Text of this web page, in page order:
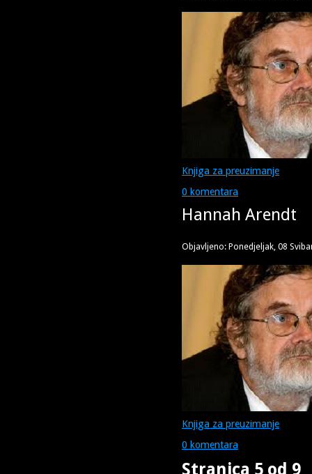
Knjiga za preuzimanje
0 komentara
Hannah Arendt
Objavljeno: Ponedjeljak, 08
Knjiga za preuzimanje
0 komentara
Stranica 5 od 9